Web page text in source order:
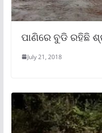
ପାଣିରେ ବୁଡି ରହିଛି
July 21, 2018